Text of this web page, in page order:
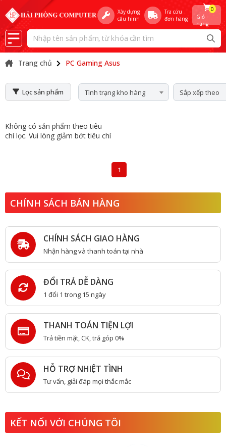
Xây dựng
cấu hình
Tra cứu
đơn hàng
Giỏ
hàng
0
Trang chủ PC Gaming Asus
Lọc sản phẩm Tình trạng kho hàng Sắp xếp theo
Không có sản phẩm theo tiêu
chí lọc. Vui lòng giảm bớt tiêu chí
1
CHÍNH SÁCH BÁN HÀNG
CHÍNH SÁCH GIAO HÀNG
Nhận hàng và thanh toán tại nhà
ĐỔI TRẢ DỄ DÀNG
1 đổi 1 trong 15 ngày
THANH TOÁN TIỆN LỢI
Trả tiền mặt, CK, trả góp 0%
HỖ TRỢ NHIỆT TÌNH
Tư vấn, giải đáp mọi thắc mắc
KẾT NỐI VỚI CHÚNG TÔI